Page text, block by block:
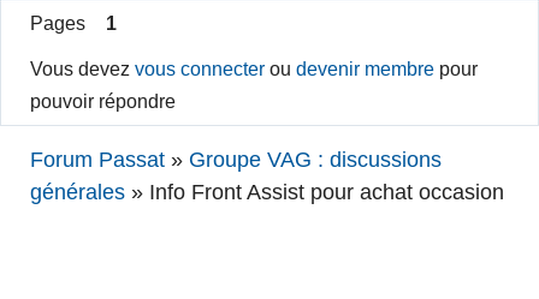
Pages 1
Vous devezvous connecter oudevenir membre pour
pouvoir répondre
Forum Passat » Groupe VAG : discussions
générales » Info Front Assist pour achat occasion